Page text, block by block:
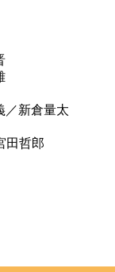
／新倉量太
田哲郎